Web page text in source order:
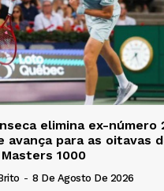
elimina ex-número
avança para as oitavas
1000
- 8 De Agosto De 2026